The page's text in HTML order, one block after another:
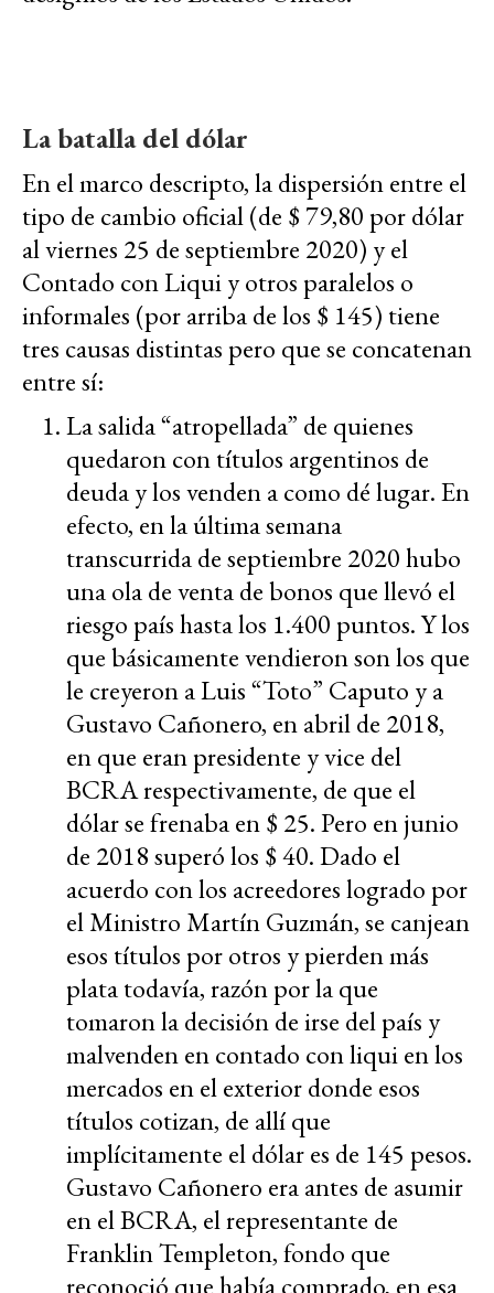
La batalla del dólar
En el marco descripto, la dispersión entre el
tipo de cambio oficial (de $ 79,80 por dólar
al viernes 25 de septiembre 2020) y el
Contado con Liqui y otros paralelos o
informales (por arriba de los $ 145) tiene
tres causas distintas pero que se concatenan
entre sí:
La salida “atropellada” de quienes
quedaron con títulos argentinos de
deuda y los venden a como dé lugar. En
efecto, en la última semana
transcurrida de septiembre 2020 hubo
una ola de venta de bonos que llevó el
riesgo país hasta los 1.400 puntos. Y los
que básicamente vendieron son los que
le creyeron a Luis “Toto” Caputo y a
Gustavo Cañonero, en abril de 2018,
en que eran presidente y vice del
BCRA respectivamente, de que el
dólar se frenaba en $ 25. Pero en junio
de 2018 superó los $ 40.Dado el
acuerdo con los acreedores logrado por
el Ministro Martín Guzmán, se canjean
esos títulos por otros y pierden más
plata todavía, razón por la que
tomaron la decisión de irse del país y
malvenden en contado con liqui en los
mercados en el exterior donde esos
títulos cotizan, de allí que
implícitamente el dólar es de 145 pesos.
Gustavo Cañonero era antes de asumir
en el BCRA, el representante de
Franklin Templeton, fondo que
reconoció que había comprado, en esa